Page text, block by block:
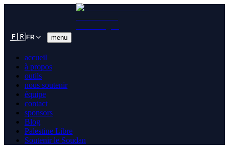
🇫🇷FR menu
accueil
à propos
outils
nous soutenir
équipe
contact
sponsors
Blog
Palestine Libre
Soutenir le Soudan